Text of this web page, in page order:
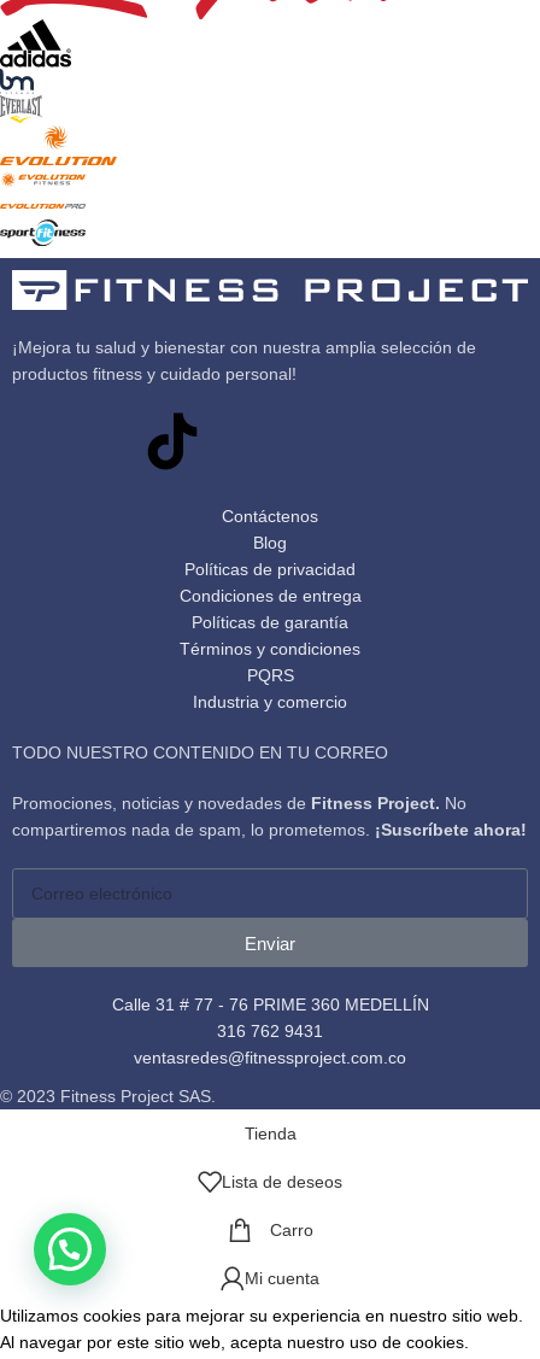
¡Mejora tu salud y bienestar con nuestra amplia selección de
productos fitness y cuidado personal!
Contáctenos
Blog
Políticas de privacidad
Condiciones de entrega
Políticas de garantía
Términos y condiciones
PQRS
Industria y comercio
TODO NUESTRO CONTENIDO EN TU CORREO
Promociones, noticias y novedades de Fitness Project. No
compartiremos nada de spam, lo prometemos. ¡Suscríbete ahora!
Enviar
Calle 31 # 77 - 76 PRIME 360 MEDELLÍN
316 762 9431
ventasredes@fitnessproject.com.co
© 2023 Fitness Project SAS.
Tienda
Lista de deseos
Carro
Mi cuenta
Utilizamos cookies para mejorar su experiencia en nuestro sitio web.
Al navegar por este sitio web, acepta nuestro uso de cookies.